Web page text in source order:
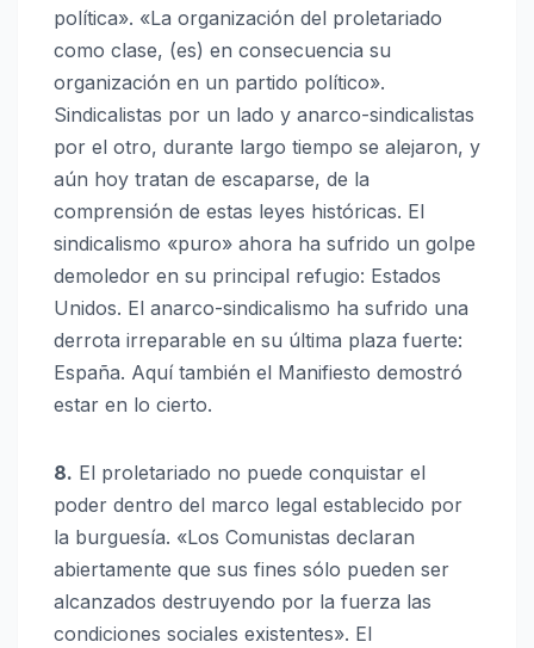
política». «La organización del proletariado
como clase, (es) en consecuencia su
organización en un partido político».
Sindicalistas por un lado y anarco-sindicalistas
por el otro, durante largo tiempo se alejaron, y
aún hoy tratan de escaparse, de la
comprensión de estas leyes históricas. El
sindicalismo «puro» ahora ha sufrido un golpe
demoledor en su principal refugio: Estados
Unidos. El anarco-sindicalismo ha sufrido una
derrota irreparable en su última plaza fuerte:
España. Aquí también el Manifiesto demostró
estar en lo cierto.
8. El proletariado no puede conquistar el
poder dentro del marco legal establecido por
la burguesía. «Los Comunistas declaran
abiertamente que sus fines sólo pueden ser
alcanzados destruyendo por la fuerza las
condiciones sociales existentes». El